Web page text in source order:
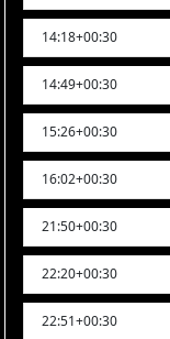
14:18+00:30
14:49+00:30
15:26+00:30
16:02+00:30
21:50+00:30
22:20+00:30
22:51+00:30